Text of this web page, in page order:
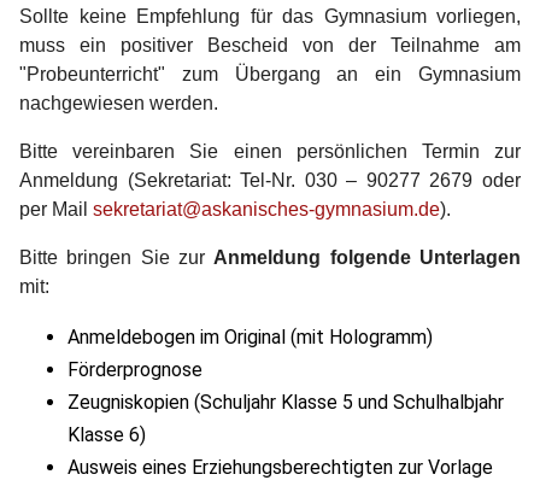
Sollte keine Empfehlung für das Gymnasium vorliegen,
muss ein positiver Bescheid von der Teilnahme am
"Probeunterricht" zum Übergang an ein Gymnasium
nachgewiesen werden.
Bitte vereinbaren Sie einen persönlichen Termin zur
Anmeldung (Sekretariat: Tel-Nr. 030 – 90277 2679 oder
per Mail sekretariat@askanisches-gymnasium.de).
Bitte bringen Sie zur Anmeldung folgende Unterlagen
mit:
Anmeldebogen im Original (mit Hologramm)
Förderprognose
Zeugniskopien (Schuljahr Klasse 5 und Schulhalbjahr
Klasse 6)
Ausweis eines Erziehungsberechtigten zur Vorlage